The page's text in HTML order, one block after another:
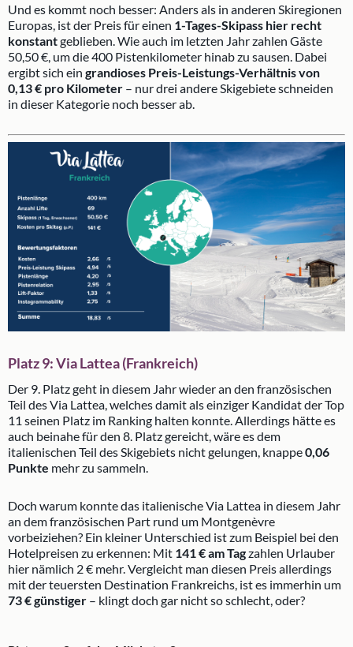
Und es kommt noch besser: Anders als in anderen Skiregionen
Europas, ist der Preis für einen 1-Tages-Skipass hier recht
konstantgeblieben. Wie auch im letzten Jahr zahlen Gäste
50,50 €, um die 400 Pistenkilometer hinab zu sausen. Dabei
ergibt sich ein grandioses Preis-Leistungs-Verhältnis von
0,13 € pro Kilometer – nur drei andere Skigebiete schneiden
in dieser Kategorie noch besser ab.
Platz 9: Via Lattea (Frankreich)
Der 9. Platz geht in diesem Jahr wieder an den französischen
Teil des Via Lattea, welches damit als einziger Kandidat der Top
11 seinen Platz im Ranking halten konnte. Allerdings hätte es
auch beinahe für den 8. Platz gereicht, wäre es dem
italienischen Teil des Skigebiets nicht gelungen, knappe0,06
Punkte mehr zu sammeln.
Doch warum konnte das italienische Via Lattea in diesem Jahr
an dem französischen Part rund um Montgenèvre
vorbeiziehen? Ein kleiner Unterschied ist zum Beispiel bei den
Hotelpreisen zu erkennen: Mit 141 € am Tagzahlen Urlauber
hier nämlich 2 € mehr. Vergleicht man diesen Preis allerdings
mit der teuersten Destination Frankreichs, ist es immerhin um
73 € günstiger – klingt doch gar nicht so schlecht, oder?